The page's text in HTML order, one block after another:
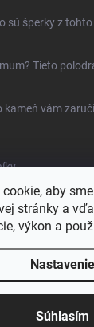
aby
stránky a
výkon a
Nastavenie
Súhlasím
sú šperky z
Tieto
kameň vám
Vytvoril